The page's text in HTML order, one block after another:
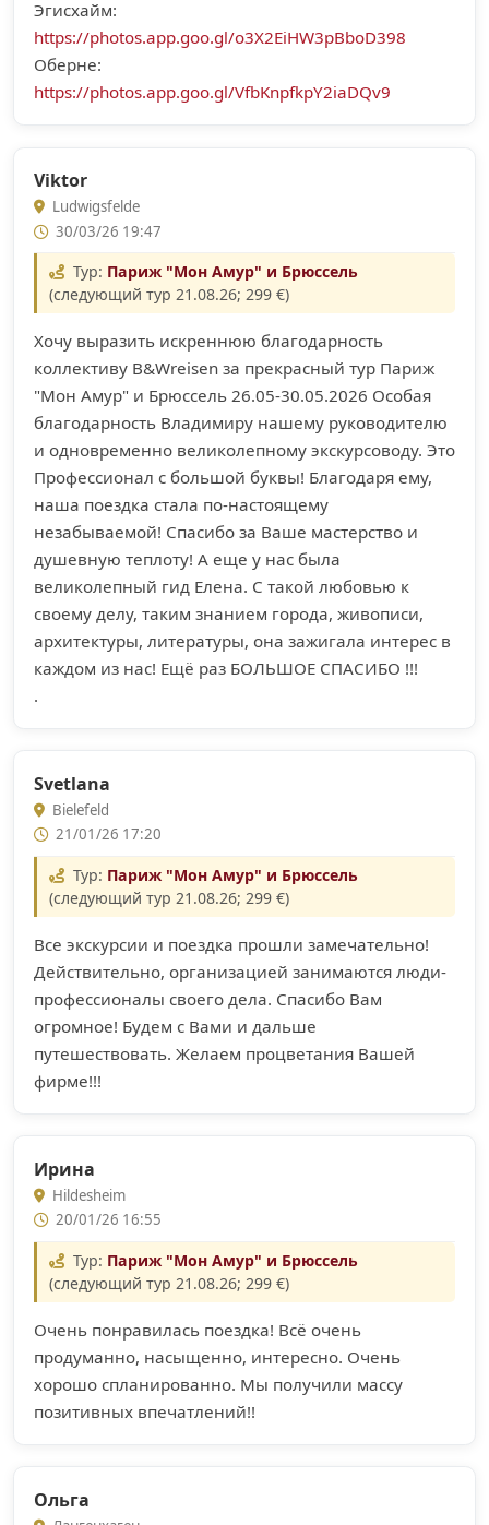
Эгисхайм:
https://photos.app.goo.gl/o3X2EiHW3pBboD398
Оберне:
https://photos.app.goo.gl/VfbKnpfkpY2iaDQv9
Viktor
Ludwigsfelde
30/03/26 19:47
Тур: Париж "Мон Амур" и Брюссель
(следующий тур 21.08.26; 299 €)
Хочу выразить искреннюю благодарность
коллективу B&Wreisen за прекрасный тур Париж
"Мон Амур" и Брюссель 26.05-30.05.2026 Особая
благодарность Владимиру нашему руководителю
и одновременно великолепному экскурсоводу. Это
Профессионал с большой буквы! Благодаря ему,
наша поездка стала по-настоящему
незабываемой! Спасибо за Ваше мастерство и
душевную теплоту! А еще у нас была
великолепный гид Елена. С такой любовью к
своему делу, таким знанием города, живописи,
архитектуры, литературы, она зажигала интерес в
каждом из нас! Ещё раз БОЛЬШОЕ СПАСИБО !!!
.
Svetlana
Bielefeld
21/01/26 17:20
Тур: Париж "Мон Амур" и Брюссель
(следующий тур 21.08.26; 299 €)
Все экскурсии и поездка прошли замечательно!
Действительно, организацией занимаются люди-
профессионалы своего дела. Спасибо Вам
огромное! Будем с Вами и дальше
путешествовать. Желаем процветания Вашей
фирме!!!
Ирина
Hildesheim
20/01/26 16:55
Тур: Париж "Мон Амур" и Брюссель
(следующий тур 21.08.26; 299 €)
Очень понравилась поездка! Всё очень
продуманно, насыщенно, интересно. Очень
хорошо спланированно. Мы получили массу
позитивных впечатлений!!
Ольга